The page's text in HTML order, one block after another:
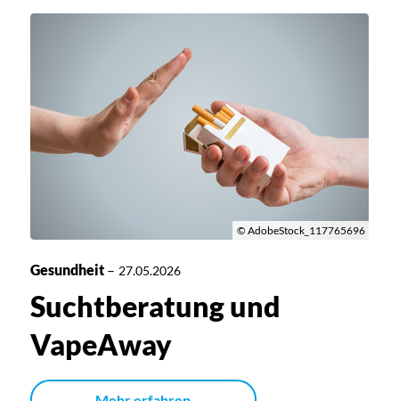
© AdobeStock_117765696
Gesundheit– 27.05.2026
Suchtberatung und
VapeAway